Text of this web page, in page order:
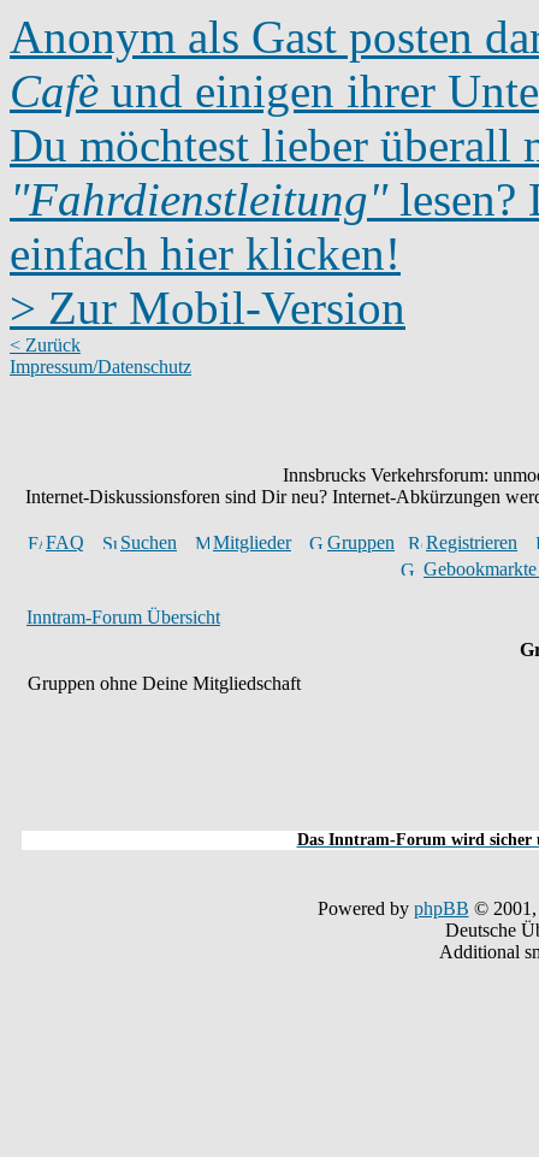
Anonym als Gast posten
Cafè und einigen ihrer
Du möchtest lieber überall
"Fahrdienstleitung"lesen?
einfach hier klicken!
> Zur Mobil-Version
< Zurück
Impressum/Datenschutz
Innsbrucks Verkehrsforum:
Internet-Diskussionsforen sind Dir neu? Internet-Abkürzungen
FAQ Suchen Mitglieder Gruppen
Registrieren
Inntram-Forum Übersicht
Gruppen ohne Deine Mitgliedschaft
Das Inntram-Forum wird sicher
Powered by phpBB © 2001,
Deutsche
Additional